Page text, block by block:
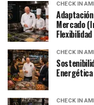
CHECK IN
Mercado
CHECK IN
Energética
CHECK IN